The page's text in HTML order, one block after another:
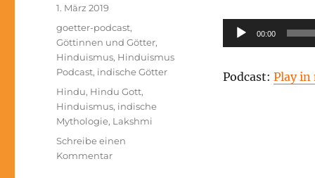
Audio-
Player
00:00
Podcast: Play in
Veröffentlicht
1. März 2019
Kategorien
goetter-podcast,
Göttinnen und Götter,
Hinduismus, Hinduismus
Podcast, indische Götter
Schlagwörter
Hindu, Hindu Gott,
Hinduismus, indische
Mythologie, Lakshmi
Schreibe einen
Kommentarzu